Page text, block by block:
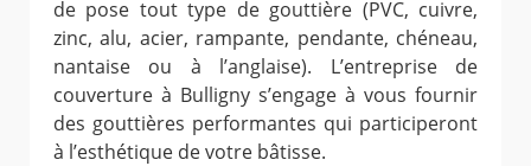
de pose tout type de gouttière (PVC, cuivre,
zinc, alu, acier, rampante, pendante, chéneau,
nantaise ou à l’anglaise). L’entreprise de
couverture à Bulligny s’engage à vous fournir
des gouttières performantes qui participeront
à l’esthétique de votre bâtisse.